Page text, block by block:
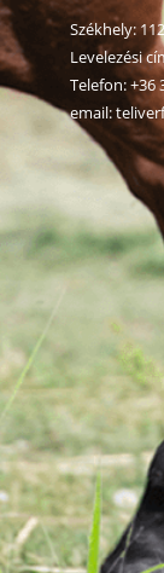
Székhely:
Levelezési
Telefon:+36
email: